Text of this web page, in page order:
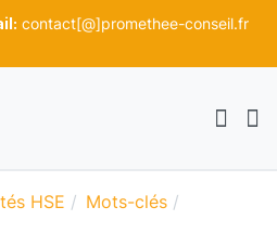
contact[@]promethee-conseil.fr
HSE
Mots-clés